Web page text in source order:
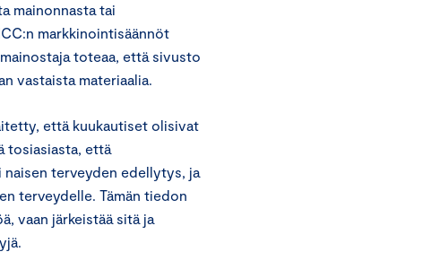
mainonnasta tai
markkinointisäännöt
toteaa, että sivusto
vastaista materiaalia.
että kuukautiset olisivat
tosiasiasta, että
terveyden edellytys, ja
terveydelle. Tämän tiedon
vaan järkeistää sitä ja